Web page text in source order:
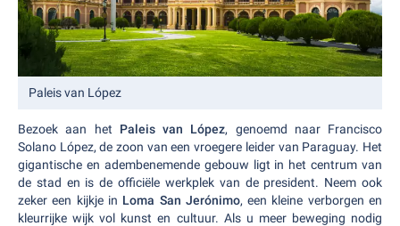
Paleis van López
Bezoek aan het Paleis van López, genoemd naar Francisco
Solano López, de zoon van een vroegere leider van Paraguay. Het
gigantische en adembenemende gebouw ligt in het centrum van
de stad en is de officiële werkplek van de president. Neem ook
zeker een kijkje in Loma San Jerónimo, een kleine verborgen en
kleurrijke wijk vol kunst en cultuur. Als u meer beweging nodig